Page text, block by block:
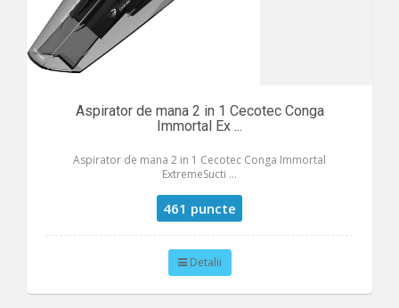
Aspirator de mana 2 in 1 Cecotec Conga
Immortal Ex ...
Aspirator de mana 2 in 1 Cecotec Conga Immortal
ExtremeSucti ...
461 puncte
Detalii